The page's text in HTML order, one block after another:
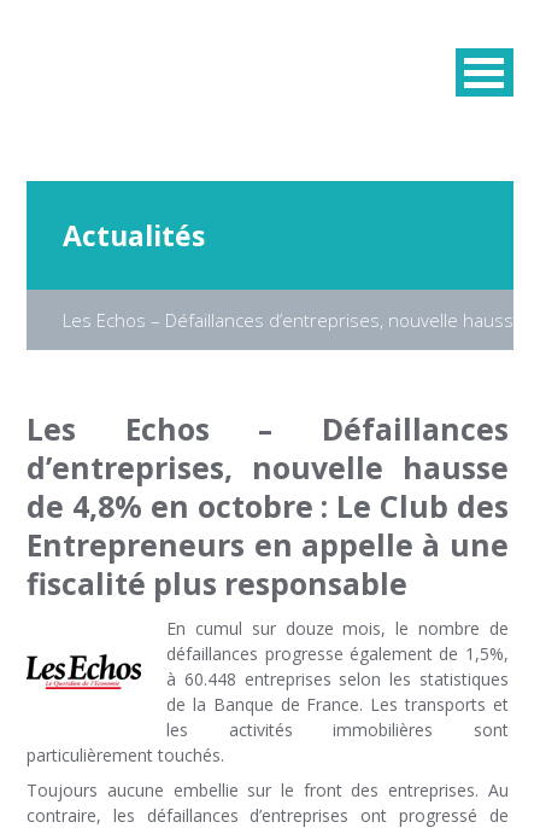
Actualités
Les Echos – Défaillances d’entreprises, nouvelle
Les Echos – Défaillances
d’entreprises, nouvelle hausse
de 4,8% en octobre : Le Club des
Entrepreneurs en appelle à une
fiscalité plus responsable
En cumul sur douze mois, le nombre de
défaillances progresse également de 1,5%,
à 60.448 entreprises selon les statistiques
de la Banque de France. Les transports et
les activités immobilières sont
particulièrement touchés.
Toujours aucune embellie sur le front des entreprises. Au
contraire, les défaillances d’entreprises ont progressé de